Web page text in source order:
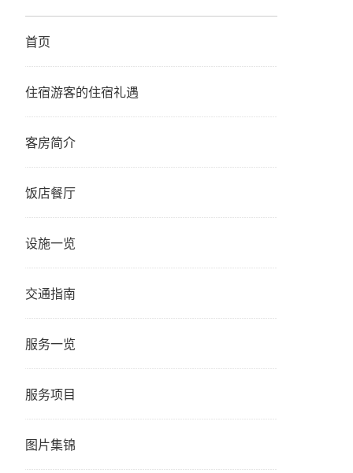
首页
住宿游客的住宿礼遇
客房简介
饭店餐厅
设施一览
交通指南
服务一览
服务项目
图片集锦